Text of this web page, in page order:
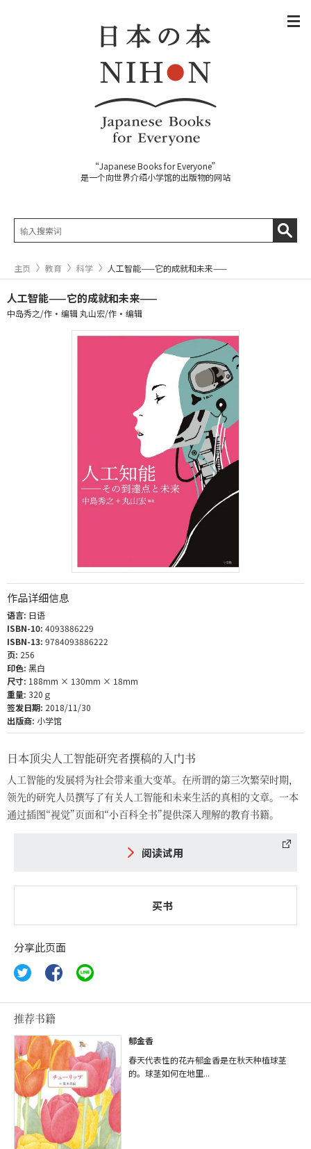
“Japanese Books for Everyone”
是一个向世界介绍小学馆的出版物的网站
主页 教育 科学 人工智能——它的成就和未来——
人工智能——它的成就和未来——
中岛秀之/作・编辑 丸山宏/作・编辑
作品详细信息
语言: 日语
ISBN-10: 4093886229
ISBN-13: 9784093886222
页: 256
印色: 黑白
尺寸: 188mm × 130mm × 18mm
重量: 320ｇ
签发日期: 2018/11/30
出版商: 小学馆
日本顶尖人工智能研究者撰稿的入门书
人工智能的发展将为社会带来重大变革。在所谓的第三次繁荣时期，
领先的研究人员撰写了有关人工智能和未来生活的真相的文章。一本
通过插图“视觉”页面和“小百科全书”提供深入理解的教育书籍。
阅读试用
买书
分享此页面
推荐书籍
郁金香
春天代表性的花卉郁金香是在秋天种植球茎
的。球茎如何在地里...